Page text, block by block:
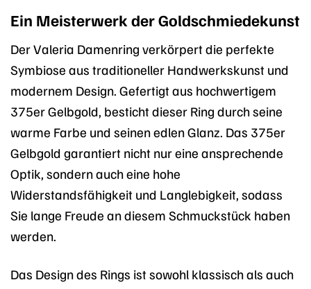
Ein Meisterwerk der Goldschmiedekunst
Der Valeria Damenring verkörpert die perfekte
Symbiose aus traditioneller Handwerkskunst und
modernem Design. Gefertigt aus hochwertigem
375er Gelbgold, besticht dieser Ring durch seine
warme Farbe und seinen edlen Glanz. Das 375er
Gelbgold garantiert nicht nur eine ansprechende
Optik, sondern auch eine hohe
Widerstandsfähigkeit und Langlebigkeit, sodass
Sie lange Freude an diesem Schmuckstück haben
werden.
Das Design des Rings ist sowohl klassisch als auch